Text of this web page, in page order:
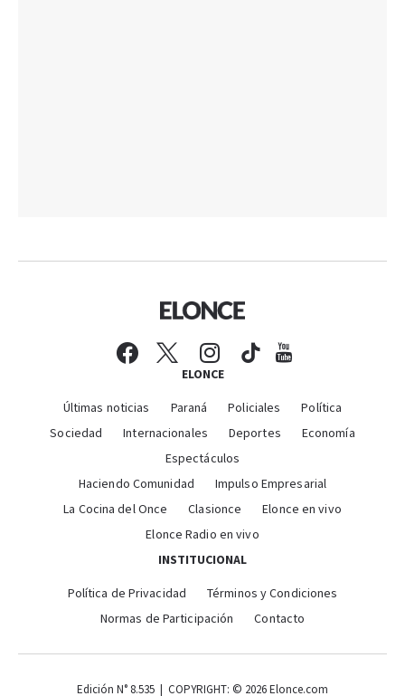
ELONCE
Últimas noticias Paraná Policiales
Política
Sociedad
Internacionales Deportes
Economía
Espectáculos
Haciendo Comunidad
Impulso Empresarial
La Cocina del Once
Clasionce
Elonce en vivo
Elonce Radio en vivo
INSTITUCIONAL
Política de Privacidad
Términos y Condiciones
Normas de Participación
Contacto
Edición N° 8.535 | COPYRIGHT: © 2026 Elonce.com